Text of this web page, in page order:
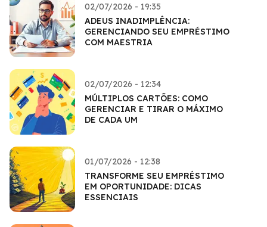
02/07/2026 - 19:35
ADEUS INADIMPLÊNCIA:
GERENCIANDO SEU EMPRÉSTIMO
COM MAESTRIA
02/07/2026 - 12:34
MÚLTIPLOS CARTÕES: COMO
GERENCIAR E TIRAR O MÁXIMO
DE CADA UM
01/07/2026 - 12:38
TRANSFORME SEU EMPRÉSTIMO
EM OPORTUNIDADE: DICAS
ESSENCIAIS